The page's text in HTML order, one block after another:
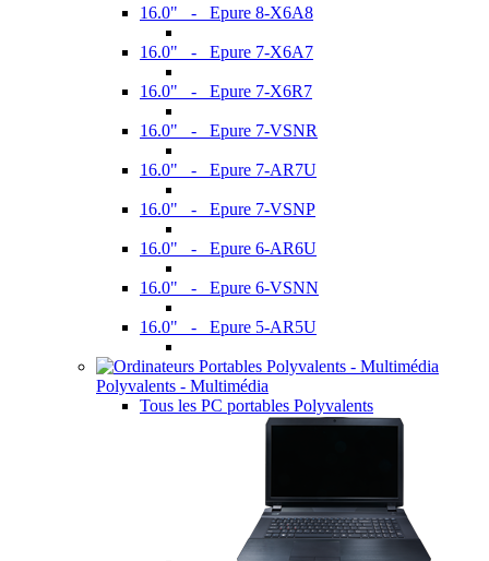
16.0" - Epure 8-X6A8
16.0" - Epure 7-X6A7
16.0" - Epure 7-X6R7
16.0" - Epure 7-VSNR
16.0" - Epure 7-AR7U
16.0" - Epure 7-VSNP
16.0" - Epure 6-AR6U
16.0" - Epure 6-VSNN
16.0" - Epure 5-AR5U
Polyvalents - Multimédia
Tous les PC portables Polyvalents